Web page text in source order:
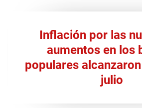
Inflación por las
aumentos en los
populares
julio